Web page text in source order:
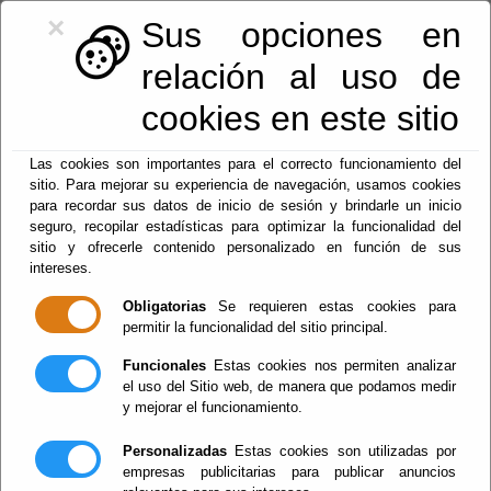
×
Sus opciones en
relación al uso de
cookies en este sitio
Las cookies son importantes para el correcto funcionamiento del
sitio. Para mejorar su experiencia de navegación, usamos cookies
para recordar sus datos de inicio de sesión y brindarle un inicio
seguro, recopilar estadísticas para optimizar la funcionalidad del
sitio y ofrecerle contenido personalizado en función de sus
intereses.
Obligatorias Se requieren estas cookies para
permitir la funcionalidad del sitio principal.
Funcionales Estas cookies nos permiten analizar
el uso del Sitio web, de manera que podamos medir
y mejorar el funcionamiento.
Personalizadas Estas cookies son utilizadas por
empresas publicitarias para publicar anuncios
950128113 centralita@macael.es
Menu
Política de Privacidad